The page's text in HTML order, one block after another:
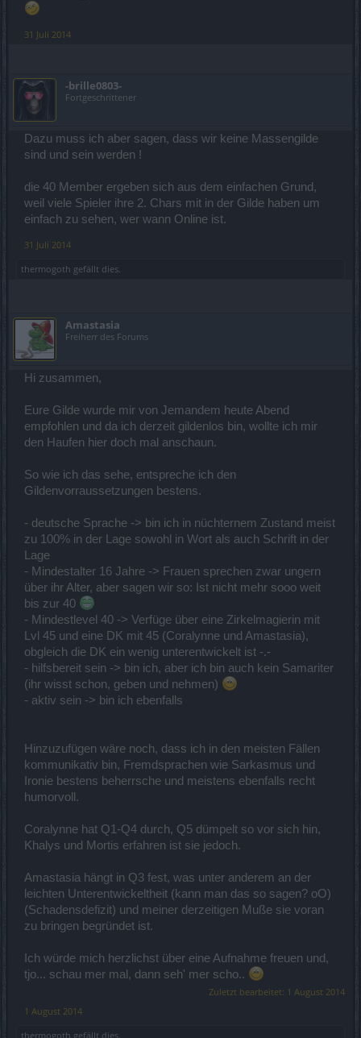
31 Juli 2014
-brille0803-
Fortgeschrittener
Dazu muss ich aber sagen, dass wir keine Massengilde
sind und sein werden !
die 40 Member ergeben sich aus dem einfachen Grund,
weil viele Spieler ihre 2. Chars mit in der Gilde haben um
einfach zu sehen, wer wann Online ist.
31 Juli 2014
thermogoth gefällt dies.
Amastasia
Freiherr des Forums
Hi zusammen,
Eure Gilde wurde mir von Jemandem heute Abend
empfohlen und da ich derzeit gildenlos bin, wollte ich mir
den Haufen hier doch mal anschaun.
So wie ich das sehe, entspreche ich den
Gildenvorraussetzungen bestens.
- deutsche Sprache -> bin ich in nüchternem Zustand meist
zu 100% in der Lage sowohl in Wort als auch Schrift in der
Lage
- Mindestalter 16 Jahre -> Frauen sprechen zwar ungern
über ihr Alter, aber sagen wir so: Ist nicht mehr sooo weit
bis zur 40
- Mindestlevel 40 -> Verfüge über eine Zirkelmagierin mit
Lvl 45 und eine DK mit 45 (Coralynne und Amastasia),
obgleich die DK ein wenig unterentwickelt ist -.-
- hilfsbereit sein -> bin ich, aber ich bin auch kein Samariter
(ihr wisst schon, geben und nehmen)
- aktiv sein -> bin ich ebenfalls
Hinzuzufügen wäre noch, dass ich in den meisten Fällen
kommunikativ bin, Fremdsprachen wie Sarkasmus und
Ironie bestens beherrsche und meistens ebenfalls recht
humorvoll.
Coralynne hat Q1-Q4 durch, Q5 dümpelt so vor sich hin,
Khalys und Mortis erfahren ist sie jedoch.
Amastasia hängt in Q3 fest, was unter anderem an der
leichten Unterentwickeltheit (kann man das so sagen? oO)
(Schadensdefizit) und meiner derzeitigen Muße sie voran
zu bringen begründet ist.
Ich würde mich herzlichst über eine Aufnahme freuen und,
tjo... schau mer mal, dann seh' mer scho..
Zuletzt bearbeitet: 1 August 2014
1 August 2014
thermogoth gefällt dies.